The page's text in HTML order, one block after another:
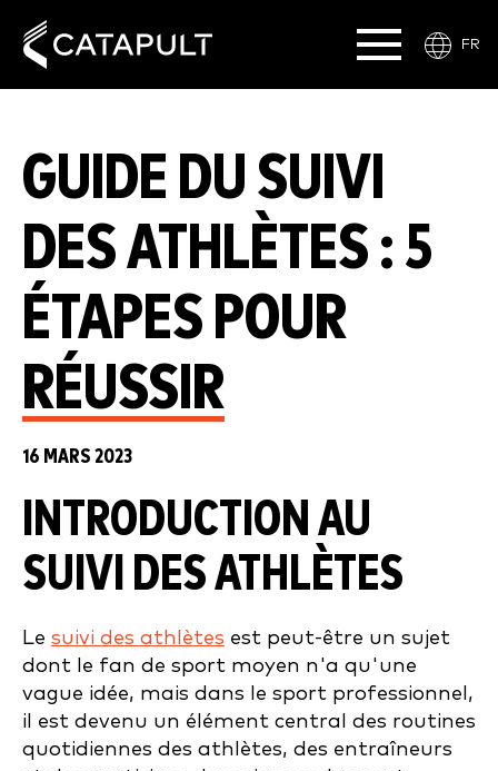
FR
GUIDE DU SUIVI
DES ATHLÈTES : 5
ÉTAPES POUR
RÉUSSIR
16 MARS 2023
INTRODUCTION AU
SUIVI DES ATHLÈTES
Le suivi des athlètes est peut-être un sujet
dont le fan de sport moyen n'a qu'une
vague idée, mais dans le sport professionnel,
il est devenu un élément central des routines
quotidiennes des athlètes, des entraîneurs